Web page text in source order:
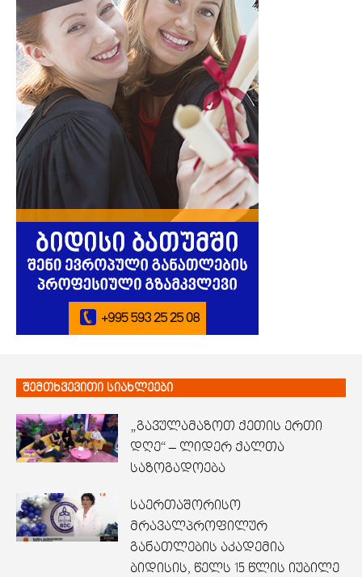
შემთხვევითი სიახლეები
„გავულამაზოთ ქეთის ერთი
დღე“ – ლიდერ ქალთა
საზოგადოება
საერთაშორისო
მრავალპროფილურ
განათლების აკადემია
ბიდისის, წელს 15 წლის იუბილე